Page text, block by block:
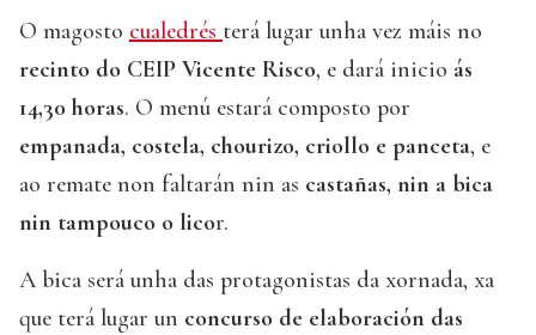
O magosto cualedrés terá lugar unha vez máis no
recinto do CEIP Vicente Risco, e dará inicio ás
14,30 horas. O menú estará composto por
empanada, costela, chourizo, criollo e panceta, e
ao remate non faltarán nin as castañas, nin a bica
nin tampouco o licor.
A bica será unha das protagonistas da xornada, xa
que terá lugar un concurso de elaboración das